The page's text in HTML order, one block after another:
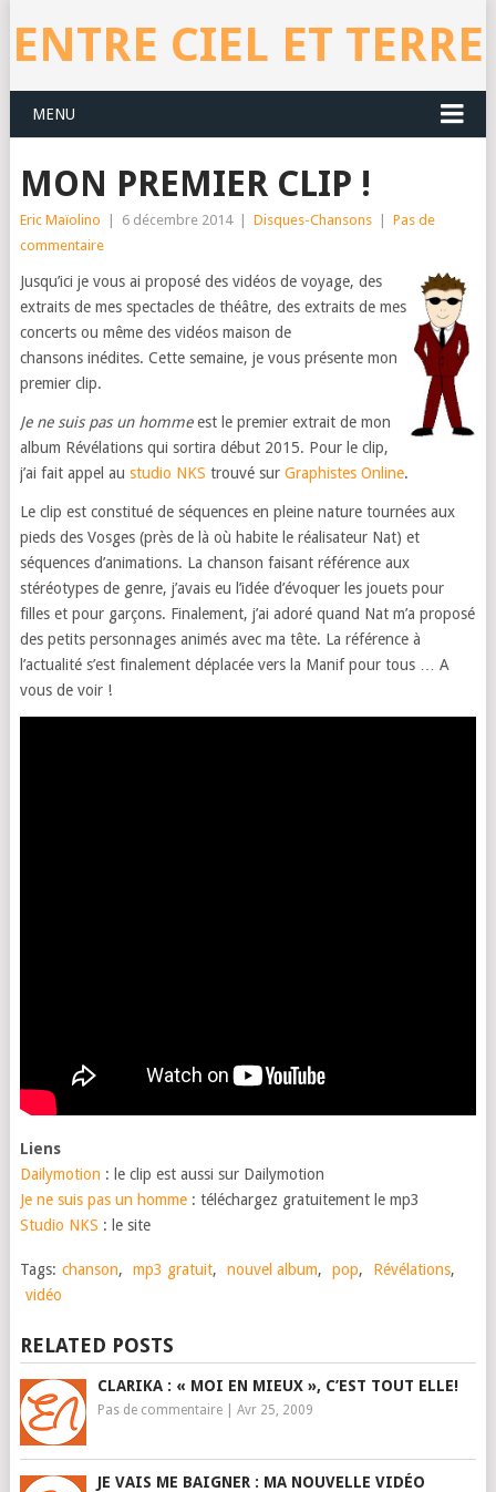
ENTRE CIEL ET TERRE
MENU
MON PREMIER CLIP !
Eric Maïolino 6 décembre 2014 Disques-Chansons
Pas de
commentaire
Jusqu’ici je vous ai proposé des vidéos de voyage, des
extraits de mes spectacles de théâtre, des extraits de mes
concerts ou même des vidéos maison de
chansons inédites. Cette semaine, je vous présente mon
premier clip.
Je ne suis pas un hommeest le premier extrait de mon
album Révélations qui sortira début 2015. Pour le clip,
j’ai fait appel au studio NKS trouvé sur Graphistes Online.
Le clip est constitué de séquences en pleine nature tournées aux
pieds des Vosges (près de là où habite le réalisateur Nat) et
séquences d’animations. La chanson faisant référence aux
stéréotypes de genre, j’avais eu l’idée d’évoquer les jouets pour
filles et pour garçons. Finalement, j’ai adoré quand Nat m’a proposé
des petits personnages animés avec ma tête. La référence à
l’actualité s’est finalement déplacée vers la Manif pour tous … A
vous de voir !
Liens
Dailymotion : le clip est aussi sur Dailymotion
Je ne suis pas un homme: téléchargez gratuitement le mp3
Studio NKS : le site
Tags: chanson, mp3 gratuit, nouvel album, pop, Révélations,
vidéo
RELATED POSTS
CLARIKA : « MOI EN MIEUX », C’EST TOUT ELLE!
Pas de commentaire| Avr 25, 2009
JE VAIS ME BAIGNER : MA NOUVELLE VIDÉO